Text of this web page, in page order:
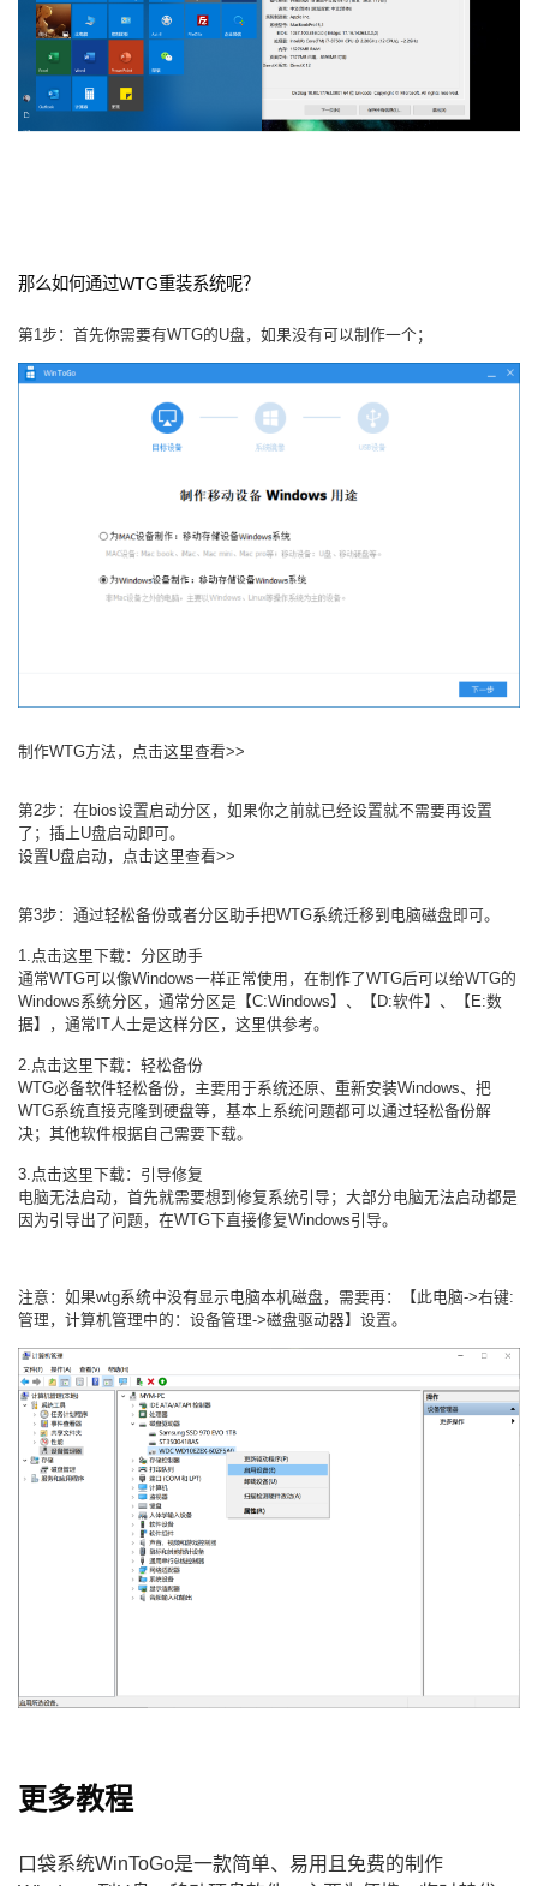
那么如何通过WTG重装系统呢？
第1步：首先你需要有WTG的U盘，如果没有可以制作一个；
制作WTG方法，点击这里查看>>
第2步：在bios设置启动分区，如果你之前就已经设置就不需要再设置
了；插上U盘启动即可。
设置U盘启动，点击这里查看>>
第3步：通过轻松备份或者分区助手把WTG系统迁移到电脑磁盘即可。
1.点击这里下载：分区助手
通常WTG可以像Windows一样正常使用，在制作了WTG后可以给WTG的
Windows系统分区，通常分区是【C:Windows】、【D:软件】、【E:数
据】，通常IT人士是这样分区，这里供参考。
2.点击这里下载：轻松备份
WTG必备软件轻松备份，主要用于系统还原、重新安装Windows、把
WTG系统直接克隆到硬盘等，基本上系统问题都可以通过轻松备份解
决；其他软件根据自己需要下载。
3.点击这里下载：引导修复
电脑无法启动，首先就需要想到修复系统引导；大部分电脑无法启动都是
因为引导出了问题，在WTG下直接修复Windows引导。
注意：如果wtg系统中没有显示电脑本机磁盘，需要再：【此电脑->右键:
管理，计算机管理中的：设备管理->磁盘驱动器】设置。
更多教程
口袋系统WinToGo是一款简单、易用且免费的制作